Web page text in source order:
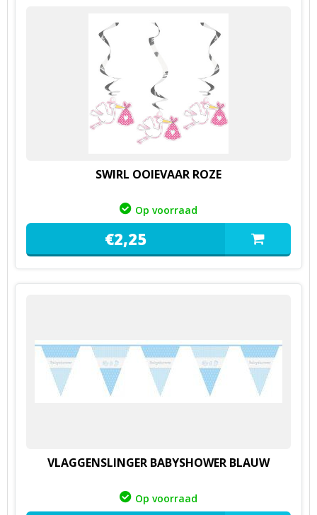
SWIRL OOIEVAAR ROZE
Op voorraad
€2,25
VLAGGENSLINGER BABYSHOWER BLAUW
Op voorraad